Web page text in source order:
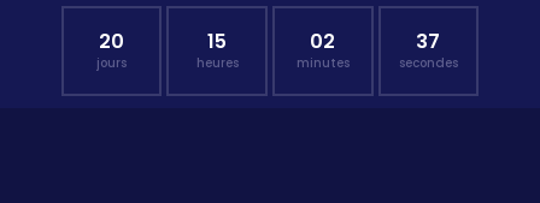
20
jours
15
heures
02
minutes
36
secondes